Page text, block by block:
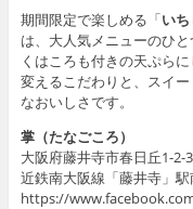
期間限定で楽しめる「い
は、大人気メニューのひ
くはころも付きの天ぷら
変えるこだわりと、スイ
なおいしさです。
掌（たなごころ）
大阪府藤井寺市春日丘1-2-
近鉄南大阪線「藤井寺」
https://